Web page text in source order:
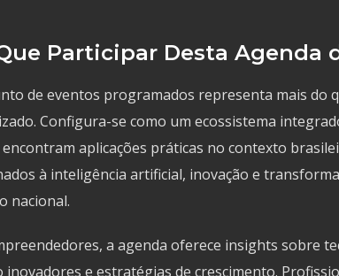
Participar Desta Agenda
de eventos programados representa mais do
Configura-se como um ecossistema
aplicações práticas no contexto
à inteligência artificial, inovação e
nacional.
a agenda oferece insights sobre
inovadores e estratégias de crescimento.